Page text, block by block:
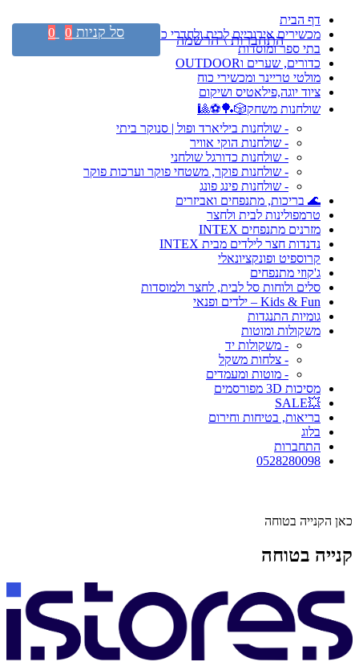
דף הבית
מכשירים אירוביים לבית ולחדרי כושר
בתי ספר ומוסדות
כדורים, שערים וOUTDOOR
מולטי טריינר ומכשירי כוח
ציוד יוגה,פילאטיס ושיקום
שולחנות משחק🎲🏓⚽🎱
- שולחנות ביליארד ופול | סנוקר ביתי
- שולחנות הוקי אוויר
- שולחנות כדורגל שולחני
- שולחנות פוקר, משטחי פוקר וערכות פוקר
- שולחנות פינג פונג
🌊 בריכות, מתנפחים ואביזרים
טרמפולינות לבית ולחצר
מזרנים מתנפחים INTEX
נדנדות חצר לילדים מבית INTEX
קרוספיט ופונקציונאלי
ג'קוזי מתנפחים
סלים ולוחות סל לבית, לחצר ולמוסדות
Kids & Fun – ילדים ופנאי
גומיות התנגדות
משקולות ומוטות
- משקולות יד
- צלחות משקל
- מוטות ומעמדים
מסיכות 3D מפורסמים
💥SALE
בריאות, בטיחות וחירום
בלוג
התחברות
0528280098
כאן הקנייה בטוחה
קנייה בטוחה
התחברות \ הרשמה סל קניות 0
0